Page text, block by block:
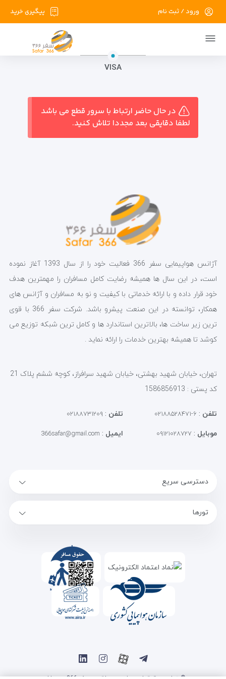
پیگیری خرید ورود / ثبت نام
VISA
در حال حاضر ارتباط با سرور قطع می باشد
لطفا دقایقی بعد مجددا تلاش کنید.
آژانس هواپیمایی سفر 366 فعالیت خود را از سال 1393 آغاز نموده
است، در این سال ها همیشه رضایت کامل مسافران را مهمترین هدف
خود قرار داده و با ارائه خدماتی با کیفیت و نو به مسافران و آژانس های
همکار، توانسته در این صنعت پیشرو باشد. شرکت سفر 366 با قوی
ترین زیر ساخت ها، بالاترین استاندارد ها و کامل ترین شبکه توزیع می
کوشد تا همیشه بهترین خدمات را ارائه نماید .
تهران، خیابان شهید بهشتی، خیابان شهید سرافراز، کوچه ششم پلاک 21
کد پستی : 1586856913
تلفن : ۶-۰۲۱۸۸۵۲۸۴۷۱ تلفن : ۰۲۱۸۸۷۳۱۲۰۹
موبایل : ۰۹۱۲۱۰۲۸۷۲۷ ایمیل :
366safar@gmail.com
دسترسی سریع
تورها